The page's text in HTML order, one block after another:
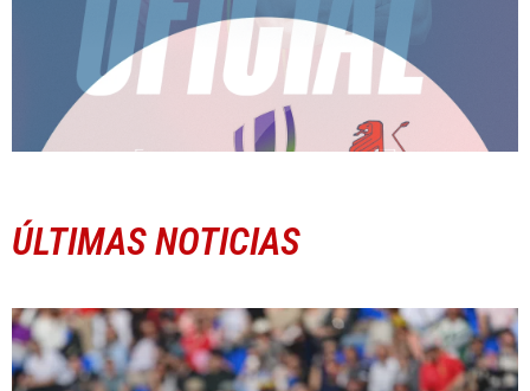
ÚLTIMAS NOTICIAS